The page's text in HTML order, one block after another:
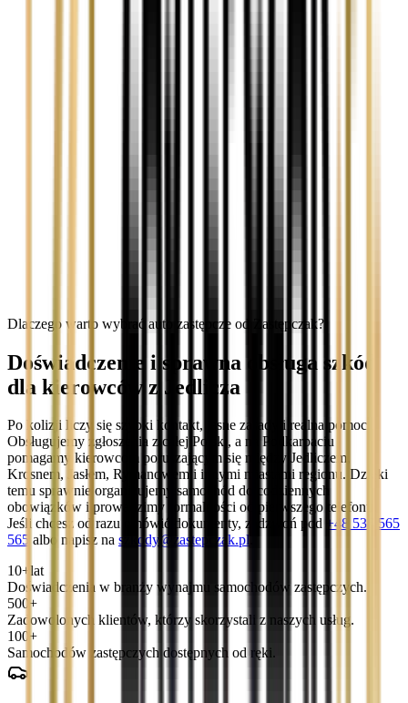
Dlaczego warto wybrać auto zastępcze od Zastępczak?
Doświadczenie i sprawna obsługa szkód
dla kierowców z Jedlicza
Po kolizji liczy się szybki kontakt, jasne zasady i realna pomoc.
Obsługujemy zgłoszenia z całej Polski, a na Podkarpaciu
pomagamy kierowcom poruszającym się między Jedliczem,
Krosnem, Jasłem, Rymanowem i innymi miastami regionu. Dzięki
temu sprawnie organizujemy samochód do codziennych
obowiązków i prowadzimy formalności od pierwszego telefonu.
Jeśli chcesz od razu omówić dokumenty, zadzwoń pod +48 536 565
565 albo napisz na szkody@zastepczak.pl
10+ lat
Doświadczenia w branży wynajmu samochodów zastępczych.
500+
Zadowolonych klientów, którzy skorzystali z naszych usług.
100+
Samochodów zastępczych dostępnych od ręki.